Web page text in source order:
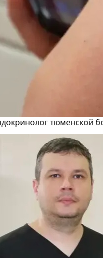
тюменской